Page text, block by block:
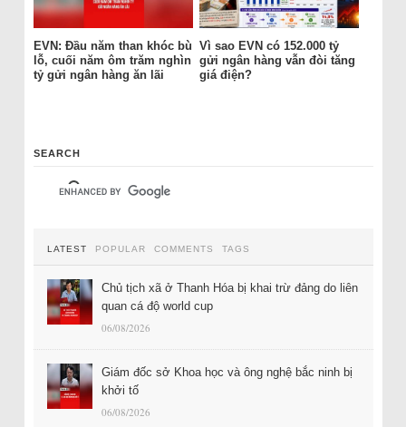
EVN: Đầu năm than khóc bù
lỗ, cuối năm ôm trăm nghìn
tỷ gửi ngân hàng ăn lãi
Vì sao EVN có 152.000 tỷ
gửi ngân hàng vẫn đòi tăng
giá điện?
SEARCH
LATEST POPULAR COMMENTS TAGS
Chủ tịch xã ở Thanh Hóa bị khai trừ đảng do liên
quan cá độ world cup
06/08/2026
Giám đốc sở Khoa học và ông nghệ bắc ninh bị
khởi tố
06/08/2026